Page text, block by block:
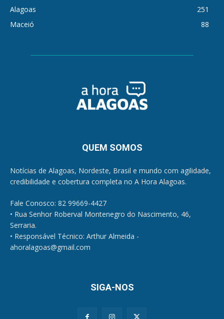
Alagoas
251
Maceió
88
QUEM SOMOS
Notícias de Alagoas, Nordeste, Brasil e mundo com agilidade,
credibilidade e cobertura completa no A Hora Alagoas.
Fale Conosco: 82 99669-4427
• Rua Senhor Roberval Montenegro do Nascimento, 46,
Serraria.
• Responsável Técnico: Arthur Almeida -
ahoralagoas@gmail.com
SIGA-NOS